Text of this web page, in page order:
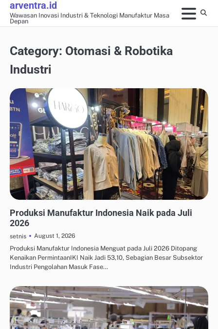
Skip
content
arventra.id
Wawasan Inovasi Industri & Teknologi Manufaktur Masa
Depan
Category: Otomasi & Robotika
Industri
Produksi Manufaktur Indonesia Naik pada Juli
2026
setnis
August 1, 2026
Produksi Manufaktur Indonesia Menguat pada Juli 2026 Ditopang
Kenaikan PermintaanIKI Naik Jadi 53,10, Sebagian Besar Subsektor
Industri Pengolahan Masuk Fase…